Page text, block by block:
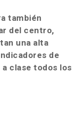
también
del centro,
una alta
de
clase todos los